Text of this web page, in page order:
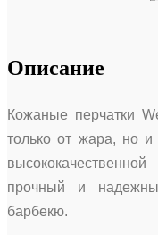
Описание
Кожаные перчатки
только от жара, но
прочный и
барбекю.